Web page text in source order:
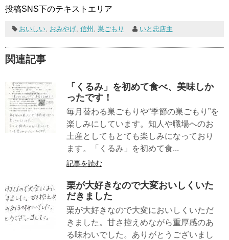
投稿SNS下のテキストエリア
おいしい, おみやげ, 信州 巣ごもり いと忠店主
関連記事
「くるみ」を初めて食べ、美味しか
ったです！
毎月替わる巣ごもりや“季節の巣ごもり”を
楽しみにしています。知人や職場へのお
土産としてもとても楽しみになっており
ます。「くるみ」を初めて食...
記事を読む
栗が大好きなので大変おいしくいた
だきました
栗が大好きなので大変においしくいただ
きました。甘さ控えめながら重厚感のあ
る味わいでした。ありがとうございまし